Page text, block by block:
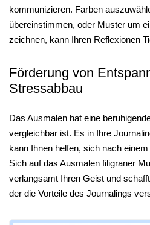
kommunizieren. Farben
übereinstimmen, oder Muster um
zeichnen, kann Ihren Reflexionen
Förderung von
Stressabbau
Das Ausmalen hat eine
vergleichbar ist. Es in Ihre
kann Ihnen helfen, sich nach
Sich auf das Ausmalen filigraner
verlangsamt Ihren Geist und
der die Vorteile des Journalings